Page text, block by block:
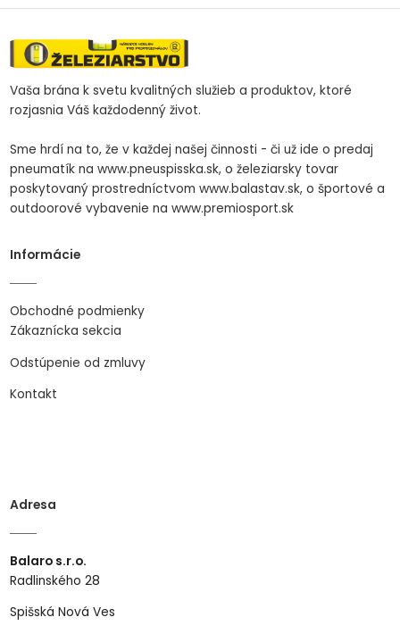
Vaša brána k svetu kvalitných služieb a produktov, ktoré
rozjasnia Váš každodenný život.
Sme hrdí na to, že v každej našej činnosti - či už ide o predaj
pneumatík na www.pneuspisska.sk, o železiarsky tovar
poskytovaný prostredníctvom www.balastav.sk, o športové a
outdoorové vybavenie na www.premiosport.sk
Informácie
Obchodné podmienky
Zákaznícka sekcia
Odstúpenie od zmluvy
Kontakt
Adresa
Balaro s.r.o.
Radlinského 28
Spišská Nová Ves